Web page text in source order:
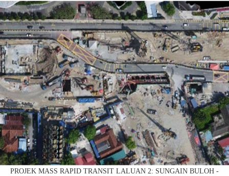
PROJEK MASS RAPID TRANSIT LALUAN 2: SUNGAIN BULOH -